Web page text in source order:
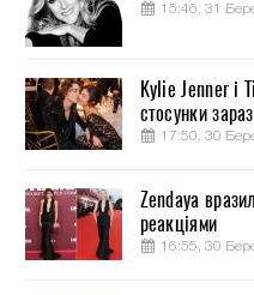
15:46, 31
Kylie Jenner і
стосунки зараз
17:50, 30
Zendaya
реакціями
16:55, 30